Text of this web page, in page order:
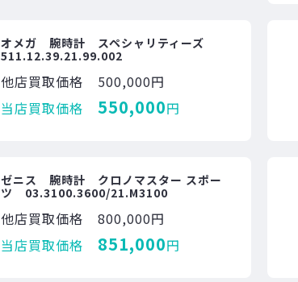
オメガ 腕時計 スペシャリティーズ
511.12.39.21.99.002
他店買取価格
500,000円
当店買取価格
550,000円
ゼニス 腕時計 クロノマスター スポー
ツ 03.3100.3600/21.M3100
他店買取価格
800,000円
当店買取価格
851,000円